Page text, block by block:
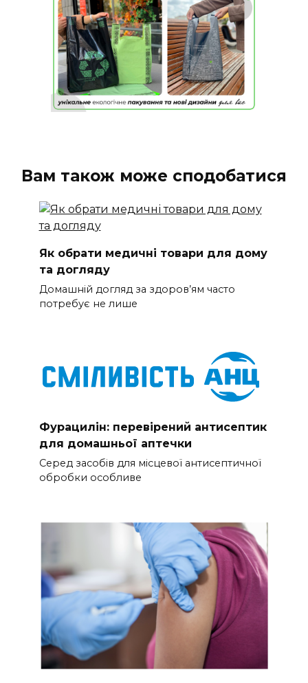
Вам також може сподобатися
Як обрати медичні товари для дому
та догляду
Домашній догляд за здоров’ям часто
потребує не лише
Фурацилін: перевірений антисептик
для домашньої аптечки
Серед засобів для місцевої антисептичної
обробки особливе